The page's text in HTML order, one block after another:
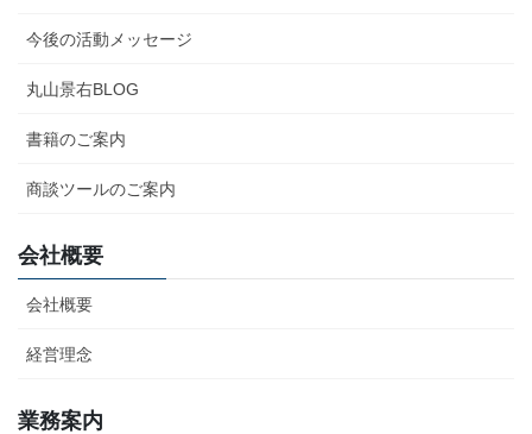
今後の活動メッセージ
丸山景右BLOG
書籍のご案内
商談ツールのご案内
会社概要
会社概要
経営理念
業務案内